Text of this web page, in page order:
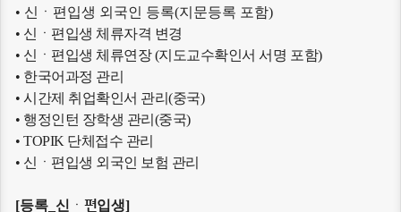
• 신ㆍ편입생 외국인 등록(지문등록 포함)
• 신ㆍ편입생 체류자격 변경
• 신ㆍ편입생 체류연장 (지도교수확인서 서명 포함)
• 한국어과정 관리
• 시간제 취업확인서 관리(중국)
• 행정인턴 장학생 관리(중국)
• TOPIK 단체접수 관리
• 신ㆍ편입생 외국인 보험 관리
[등록_ 신 ㆍ 편입생]